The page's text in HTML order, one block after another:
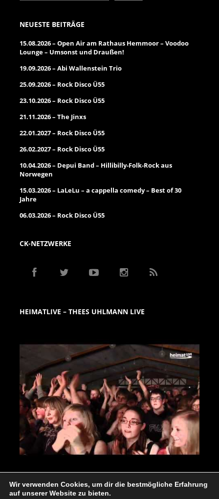
NEUESTE BEITRÄGE
15.08.2026 – Open Air am Rathaus Hemmoor – Voodoo
Lounge – Umsonst und Draußen!
19.09.2026 – Abi Wallenstein Trio
25.09.2026 – Rock Disco Ü55
23.10.2026 – Rock Disco Ü55
21.11.2026 – The Jinxs
22.01.2027 – Rock Disco Ü55
26.02.2027 – Rock Disco Ü55
10.04.2026 – Depui Band – Hillibilly-Folk-Rock aus
Norwegen
15.03.2026 – LaLeLu – a cappella comedy – Best of 30
Jahre
06.03.2026 – Rock Disco Ü55
CK-NETZWERKE
HEIMATLIVE – THEES UHLMANN LIVE
Wir verwenden Cookies, um dir die bestmögliche Erfahrung
auf unserer Website zu bieten.